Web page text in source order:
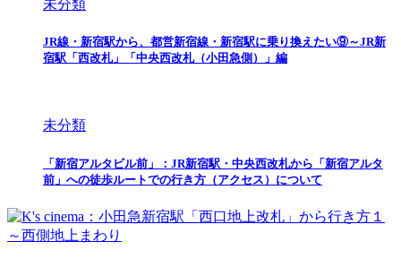
未分類
JR線・新宿駅から、都営新宿線・新宿駅に乗り換えたい⑨～JR新
宿駅「西改札」「中央西改札（小田急側）」編
未分類
「新宿アルタビル前」：JR新宿駅・中央西改札から「新宿アルタ
前」への徒歩ルートでの行き方（アクセス）について